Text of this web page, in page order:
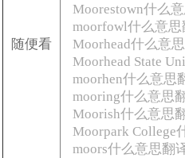
随便看
Moorestown什么
moorfowl什么意思
Moorhead什么意
Moorhead State
moorhen什么意思
mooring什么意思
Moorish什么意思
Moorpark College
moors什么意思翻